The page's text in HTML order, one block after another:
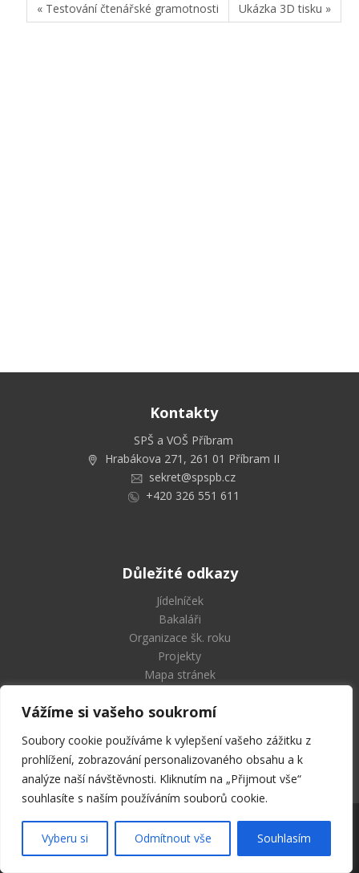
Vážíme si vašeho soukromí
Soubory cookie používáme k vylepšení vašeho zážitku z
prohlížení, zobrazování personalizovaného obsahu a k
analýze naší návštěvnosti. Kliknutím na „Přijmout vše“
souhlasíte s naším používáním souborů cookie.
Vyberu si Odmítnout vše Souhlasím
« Testování čtenářské gramotnosti Ukázka 3D tisku »
Kontakty
SPŠ a VOŠ Příbram
Hrabákova 271, 261 01 Příbram II
sekret@spspb.cz
+420 326 551 611
Důležité odkazy
Jídelníček
Bakaláři
Organizace šk. roku
Projekty
Mapa stránek
Střední průmyslová škola
a Vyšší odborná škola Příbram
2026 © SPŠ a VOŠ Příbram | Všechna práva vyhrazena